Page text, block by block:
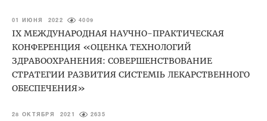
01 ИЮНЯ 2022 4009
IХ МЕЖДУНАРОДНАЯ НАУЧНО-ПРАКТИЧЕСКАЯ
КОНФЕРЕНЦИЯ «ОЦЕНКА ТЕХНОЛОГИЙ
ЗДРАВООХРАНЕНИЯ: СОВЕРШЕНСТВОВАНИЕ
СТРАТЕГИИ РАЗВИТИЯ СИСТЕМЫ ЛЕКАРСТВЕННОГО
ОБЕСПЕЧЕНИЯ»
28 ОКТЯБРЯ 2021 2635